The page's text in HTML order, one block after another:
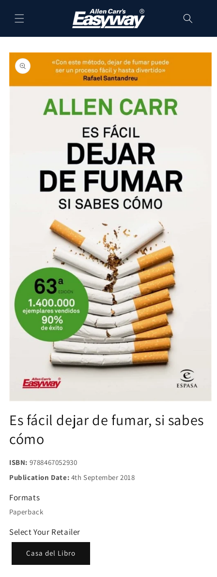
content
Skip to
product
information
1
in
modal
Es fácil dejar de fumar, si sabes
cómo
ISBN: 9788467052930
Publication Date: 4th September 2018
Formats
Paperback
Select Your Retailer
Casa del Libro